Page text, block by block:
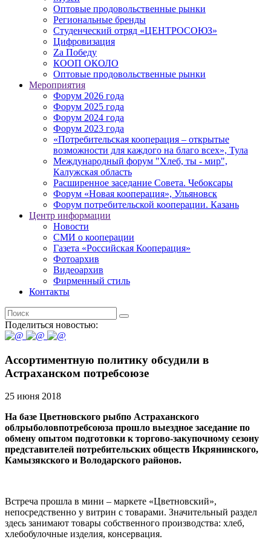
Оптовые продовольственные рынки
Региональные бренды
Студенческий отряд «ЦЕНТРОСОЮЗ»
Цифровизация
Zа Победу
КООП ОКОЛО
Оптовые продовольственные рынки
Мероприятия
Форум 2026 года
Форум 2025 года
Форум 2024 года
Форум 2023 года
«Потребительская кооперация – открытые
возможности для каждого на благо всех», Тула
Международный форум "Хлеб, ты - мир",
Калужская область
Расширенное заседание Совета. Чебоксары
Форум «Новая кооперация», Ульяновск
Форум потребительской кооперации. Казань
Центр информации
Новости
СМИ о кооперации
Газета «Российская Кооперация»
Фотоархив
Видеоархив
Фирменный стиль
Контакты
Поделиться новостью:
Ассортиментную политику обсудили в
Астраханском потребсоюзе
25 июня 2018
На базе Цветновского рыбпо Астраханского
облрыболовпотребсоюза прошло выездное заседание по
обмену опытом подготовки к торгово-закупочному сезону
представителей потребительских обществ Икрянинского,
Камызякского и Володарского районов.
Встреча прошла в мини – маркете «Цветновский»,
непосредственно у витрин с товарами. Значительный раздел
здесь занимают товары собственного производства: хлеб,
хлебобулочные изделия, консервация.